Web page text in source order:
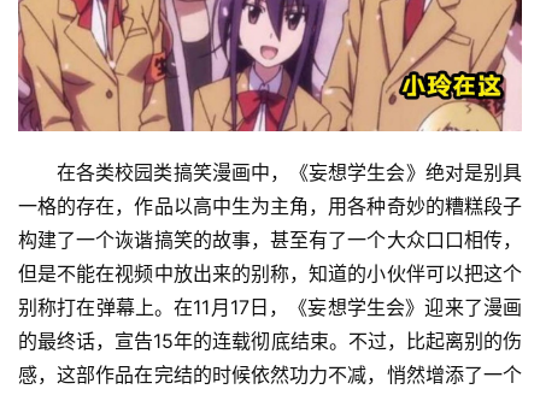
在各类校园类搞笑漫画中，《妄想学生会》绝对是别具
一格的存在，作品以高中生为主角，用各种奇妙的糟糕段子
构建了一个诙谐搞笑的故事，甚至有了一个大众口口相传，
但是不能在视频中放出来的别称，知道的小伙伴可以把这个
别称打在弹幕上。在11月17日，《妄想学生会》迎来了漫画
的最终话，宣告15年的连载彻底结束。不过，比起离别的伤
感，这部作品在完结的时候依然功力不减，悄然增添了一个